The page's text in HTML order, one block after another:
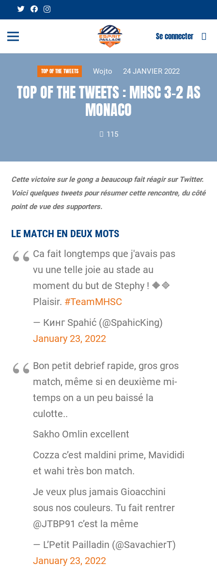
Se connecter
TOP OF THE TWEETS Wojto 24 JANVIER 2022
TOP OF THE TWEETS : MHSC 3-2 AS
MONACO
115
Cette victoire sur le gong a beaucoup fait réagir sur Twitter.
Voici quelques tweets pour résumer cette rencontre, du côté
point de vue des supporters.
LE MATCH EN DEUX MOTS
Ca fait longtemps que j'avais pas
vu une telle joie au stade au
moment du but de Stephy ! 🔶️🔷️
Plaisir. #TeamMHSC
— Кинг Spahić (@SpahicKing)
January 23, 2022
Bon petit debrief rapide, gros gros
match, même si en deuxième mi-
temps on a un peu baissé la
culotte..
Sakho Omlin excellent
Cozza c’est maldini prime, Mavididi
et wahi très bon match.
Je veux plus jamais Gioacchini
sous nos couleurs. Tu fait rentrer
@JTBP91 c’est la même
— L’Petit Pailladin (@SavachierT)
January 23, 2022